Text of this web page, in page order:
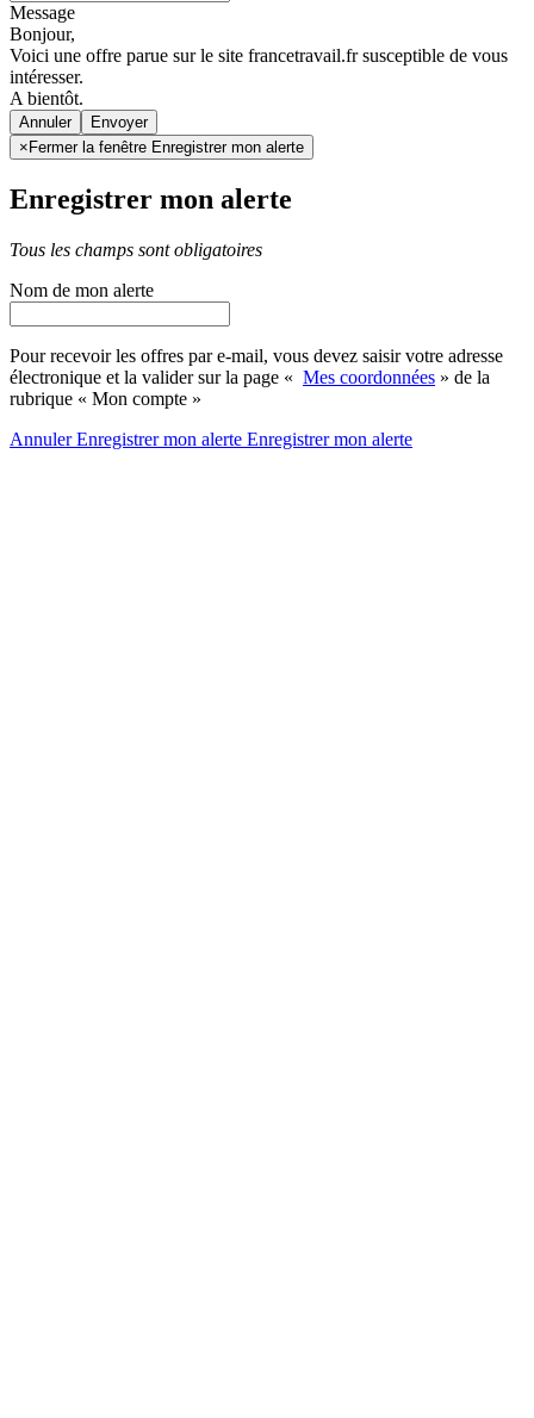
Message
Bonjour,
Voici une offre parue sur le site francetravail.fr susceptible de vous
intéresser.
A bientôt.
Annuler
× Fermer la fenêtre Enregistrer mon alerte
Enregistrer mon alerte
Tous les champs sont obligatoires
Nom de mon alerte
Pour recevoir les offres par e-mail, vous devez saisir votre adresse
électronique et la valider sur la page « Mes coordonnées » de la
rubrique « Mon compte »
AnnulerEnregistrer mon alerte Enregistrermon alerte